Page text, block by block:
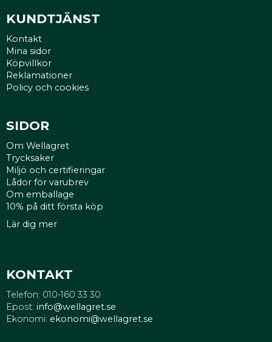
KUNDTJÄNST
Kontakt
Mina sidor
Köpvillkor
Reklamationer
Policy och cookies
SIDOR
Om Wellagret
Trycksaker
Miljö och certifieringar
Lådor för varubrev
Om emballage
10% på ditt första köp
Lär dig mer
KONTAKT
Telefon: 010-160 33 30
Epost: info@wellagret.se
Ekonomi: ekonomi@wellagret.se